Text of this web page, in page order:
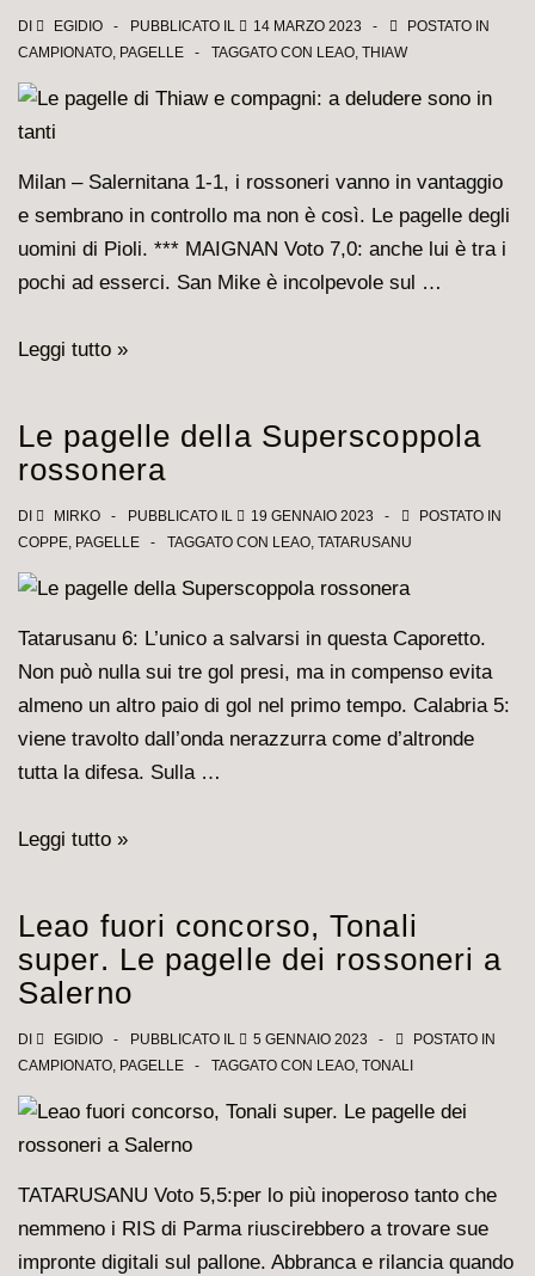
DI EGIDIO PUBBLICATO IL 14 MARZO 2023
POSTATO IN
CAMPIONATO, PAGELLE TAGGATO CON LEAO, THIAW
Milan – Salernitana 1-1, i rossoneri vanno in vantaggio
e sembrano in controllo ma non è così. Le pagelle degli
uomini di Pioli. *** MAIGNAN Voto 7,0: anche lui è tra i
pochi ad esserci. San Mike è incolpevole sul …
Le
Thiaw
e
compagni:
a
deludere
in
tanti
Leggi tutto »
Le pagelle della Superscoppola
rossonera
DI MIRKO PUBBLICATO IL 19 GENNAIO 2023
POSTATO IN
COPPE, PAGELLE TAGGATO CON LEAO, TATARUSANU
Tatarusanu 6: L’unico a salvarsi in questa Caporetto.
Non può nulla sui tre gol presi, ma in compenso evita
almeno un altro paio di gol nel primo tempo. Calabria 5:
viene travolto dall’onda nerazzurra come d’altronde
tutta la difesa. Sulla …
Le
Superscoppola
rossonera
Leggi tutto »
Leao fuori concorso, Tonali
super. Le pagelle dei rossoneri a
Salerno
DI EGIDIO PUBBLICATO IL 5 GENNAIO 2023
POSTATO IN
CAMPIONATO, PAGELLE TAGGATO CON LEAO, TONALI
TATARUSANU Voto 5,5:per lo più inoperoso tanto che
nemmeno i RIS di Parma riuscirebbero a trovare sue
impronte digitali sul pallone. Abbranca e rilancia quando